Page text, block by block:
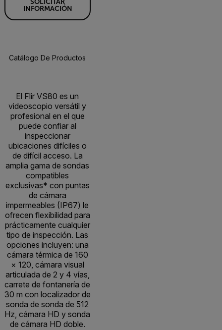
INFORMACIÓN
Catálogo De Productos
El Flir VS80 es un
videoscopio versátil y
profesional en el que
puede confiar al
inspeccionar
ubicaciones difíciles o
de difícil acceso. La
amplia gama de sondas
compatibles
exclusivas* con puntas
de cámara
impermeables (IP67) le
ofrecen flexibilidad para
prácticamente cualquier
tipo de inspección. Las
opciones incluyen: una
cámara térmica de 160
× 120, cámara visual
articulada de 2 y 4 vías,
carrete de fontanería de
30 m con localizador de
sonda de sonda de 512
Hz, cámara HD y sonda
de cámara HD doble.